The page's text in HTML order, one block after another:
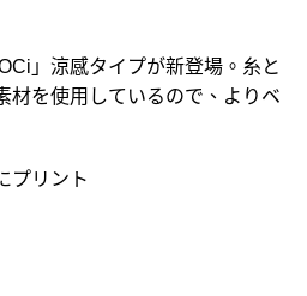
」涼感タイプが新登場。糸と
材を使用しているので、よりベ
プリント